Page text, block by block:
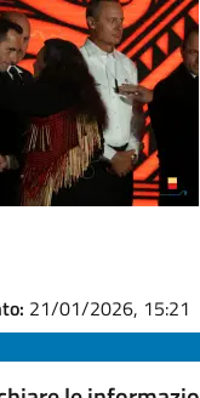
21/01/2026, 15:21